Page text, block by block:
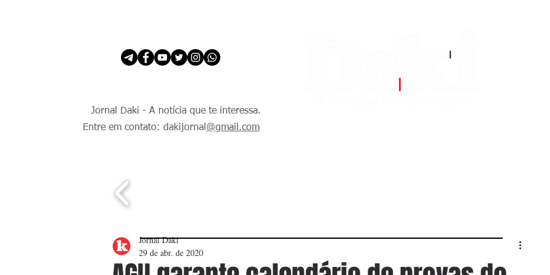
Jornal Daki - A notícia que te interessa.
Entre em contato: dakijornal @gmail.com
Jornal Daki
29 de abr. de 2020